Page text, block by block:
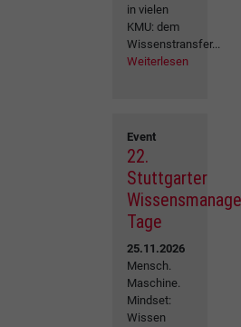
in vielen
KMU: dem
Wissenstransfer...
Weiterlesen
Event
22.
Stuttgarter
Tage
25.11.2026
Mensch.
Maschine.
Mindset:
Wissen